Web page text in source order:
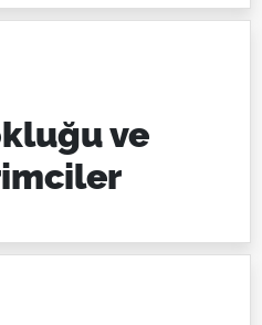
ve